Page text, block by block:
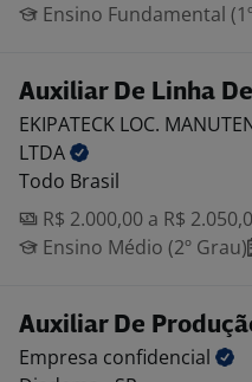
Ensino Fundamental
Auxiliar De Linha
EKIPATECK LOC.
LTDA
Todo Brasil
R$ 2.000,00 a R$
Ensino Médio (2º Grau)
Auxiliar De
Empresa confidencial